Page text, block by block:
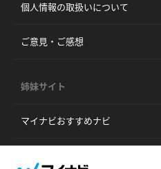
個人情報の取扱いについて
ご意見・ご感想
姉妹サイト
マイナビおすすめナビ